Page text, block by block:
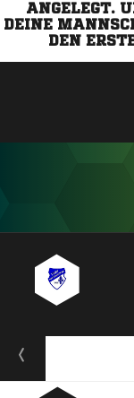
ANGELEGT.
DEINE
DEN